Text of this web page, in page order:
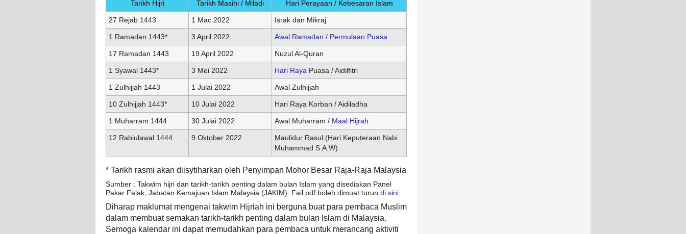
Tarikh Hijri Tarikh Masihi / Miladi Hari Perayaan / Kebesaran Islam
27 Rejab 1443 1 Mac 2022 Israk dan Mikraj
1 Ramadan 1443* 3 April 2022 Awal Ramadan / Permulaan Puasa
17 Ramadan 1443 19 April 2022 Nuzul Al-Quran
1 Syawal 1443* 3 Mei 2022 Hari Raya Puasa / Aidilfitri
1 Zulhijjah 1443 1 Julai 2022 Awal Zulhijjah
10 Zulhijjah 1443* 10 Julai 2022 Hari Raya Korban / Aidiladha
1 Muharram 1444 30 Julai 2022 Awal Muharram / Maal Hijrah
12 Rabiulawal 1444 9 Oktober 2022
Maulidur Rasul (Hari Keputeraan Nabi
Muhammad S.A.W)
* Tarikh rasmi akan diisytiharkan oleh Penyimpan Mohor Besar Raja-Raja Malaysia
Sumber : Takwim hijri dan tarikh-tarikh penting dalam bulan Islam yang disediakan Panel
Pakar Falak, Jabatan Kemajuan Islam Malaysia (JAKIM). Fail pdf boleh dimuat turun di sini
Diharap maklumat mengenai takwim Hijriah ini berguna buat para pembaca Muslim
dalam membuat semakan tarikh-tarikh penting dalam bulan Islam di Malaysia.
Semoga kalendar ini dapat memudahkan para pembaca untuk merancang aktiviti